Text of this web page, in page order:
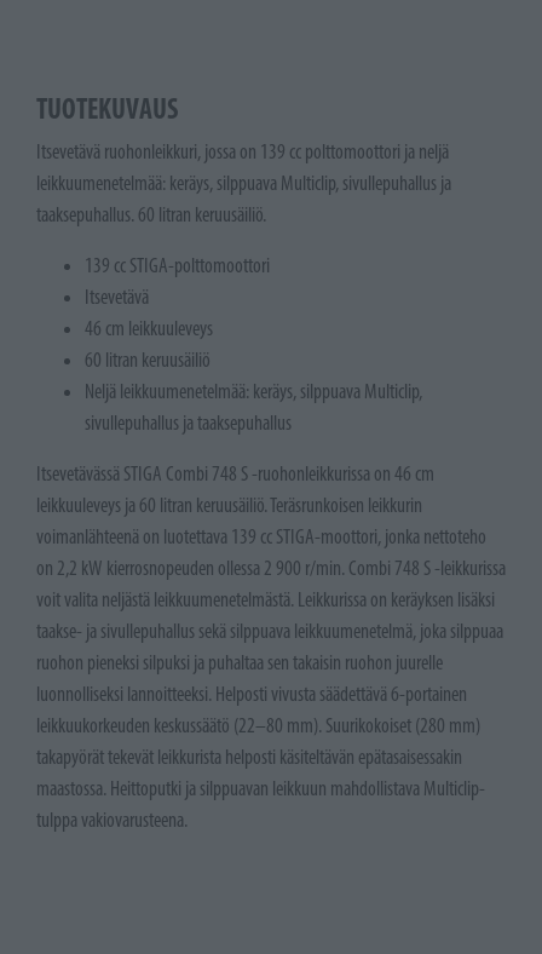
TUOTEKUVAUS
Itsevetävä ruohonleikkuri, jossa on 139 cc polttomoottori ja neljä
leikkuumenetelmää: keräys, silppuava Multiclip, sivullepuhallus ja
taaksepuhallus. 60 litran keruusäiliö.
139 cc STIGA-polttomoottori
Itsevetävä
46 cm leikkuuleveys
60 litran keruusäiliö
Neljä leikkuumenetelmää: keräys, silppuava Multiclip,
sivullepuhallus ja taaksepuhallus
Itsevetävässä STIGA Combi 748 S -ruohonleikkurissa on 46 cm
leikkuuleveys ja 60 litran keruusäiliö. Teräsrunkoisen leikkurin
voimanlähteenä on luotettava 139 cc STIGA-moottori, jonka nettoteho
on 2,2 kW kierrosnopeuden ollessa 2 900 r/min. Combi 748 S -leikkurissa
voit valita neljästä leikkuumenetelmästä. Leikkurissa on keräyksen lisäksi
taakse- ja sivullepuhallus sekä silppuava leikkuumenetelmä, joka silppuaa
ruohon pieneksi silpuksi ja puhaltaa sen takaisin ruohon juurelle
luonnolliseksi lannoitteeksi. Helposti vivusta säädettävä 6-portainen
leikkuukorkeuden keskussäätö (22–80 mm). Suurikokoiset (280 mm)
takapyörät tekevät leikkurista helposti käsiteltävän epätasaisessakin
maastossa. Heittoputki ja silppuavan leikkuun mahdollistava Multiclip-
tulppa vakiovarusteena.